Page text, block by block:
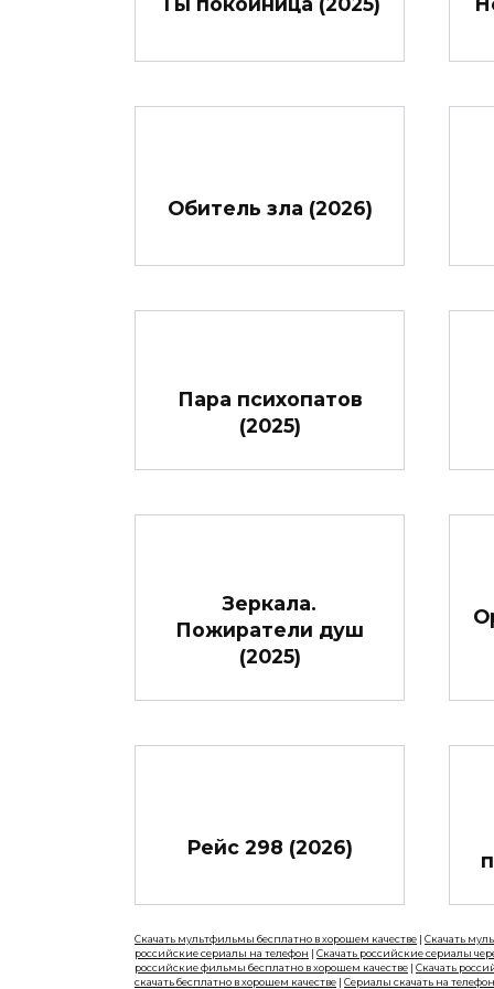
Обитель зла (2026)
Пара психопатов
(2025)
Зеркала.
Пожиратели душ
(2025)
Рейс 298 (2026)
Скачать мультфильмы бесплатно в хорошем качестве | Скачать
российские сериалы на телефон | Скачать российские сериалы
российские фильмы бесплатно в хорошем качестве | Скачать
скачать бесплатно в хорошем качестве | Сериалы скачать на телефон